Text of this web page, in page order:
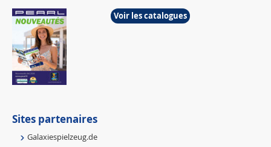
Voir les catalogues
Sites partenaires
Galaxiespielzeug.de